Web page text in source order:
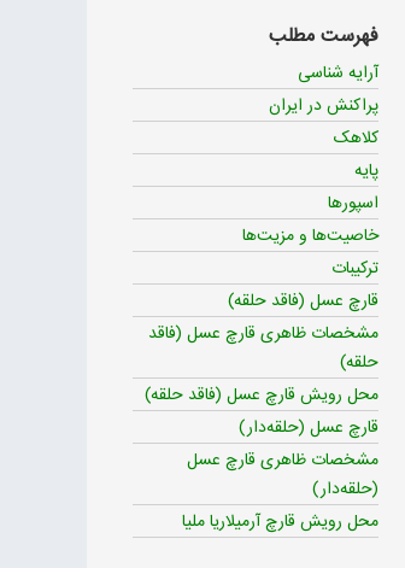
فهرست مطلب
آرایه شناسی
پراکنش در ایران
کلاهک
پایه
اسپورها
خاصیت‌ها و مزیت‌ها
ترکیبات
قارچ عسل (فاقد حلقه)
مشخصات ظاهری قارچ عسل (فاقد
حلقه)
محل رویش قارچ عسل (فاقد حلقه)
قارچ عسل (حلقه‎‌دار)
مشخصات ظاهری قارچ عسل
(حلقه‌دار)
محل رویش قارچ آرمیلاریا ملیا